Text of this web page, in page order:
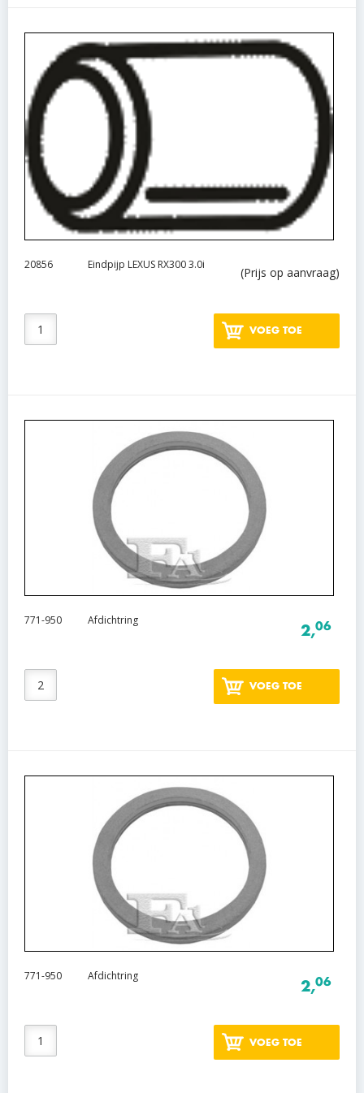
20856 Eindpijp LEXUS RX300 3.0i
(Prijs op aanvraag)
VOEG TOE
771-950 Afdichtring
2,06
VOEG TOE
771-950 Afdichtring
2,06
VOEG TOE